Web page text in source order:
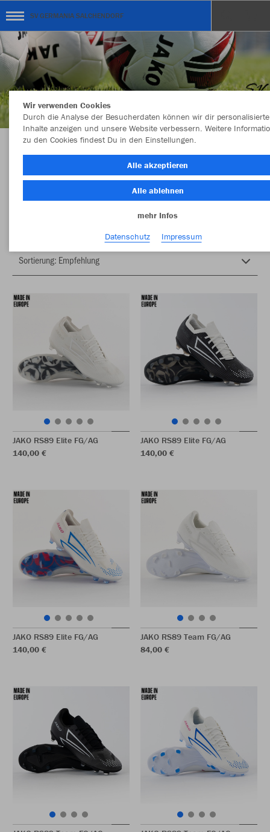
SV GERMANIA SALCHENDORF
SV GERMANIA SALCHENDORF
JAKO RS89 Elite FG/AG
140,00 €
JAKO RS89 Elite FG/AG
140,00 €
JAKO RS89 Elite FG/AG
140,00 €
JAKO RS89 Team FG/AG
84,00 €
Wir verwenden Cookies
Durch die Analyse der Besucherdaten können wir dir personalisierte
Inhalte anzeigen und unsere Website verbessern. Weitere
zu den Cookies findest Du in den Einstellungen.
Alle akzeptieren
Alle ablehnen
mehr Infos
Datenschutz
Impressum